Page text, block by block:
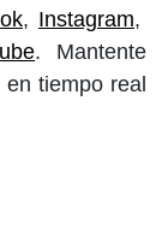
, Instagram,
. Mantente
tiempo real